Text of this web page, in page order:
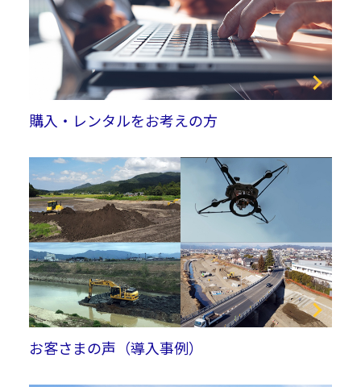
購入・レンタルをお考えの方
お客さまの声（導入事例）